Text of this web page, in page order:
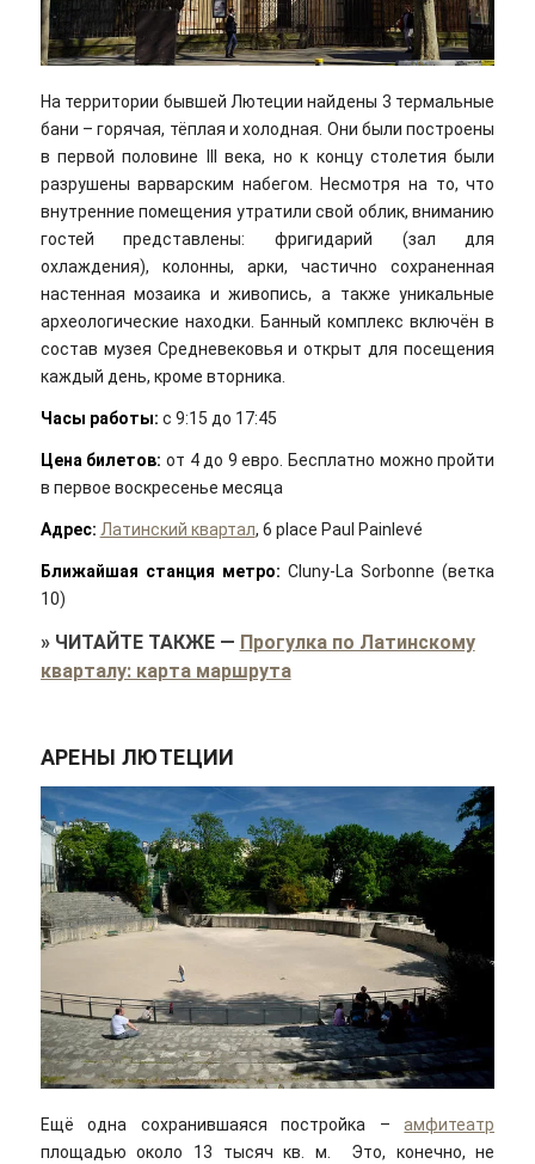
На территории бывшей Лютеции найдены 3 термальные
бани – горячая, тёплая и холодная. Они были построены
в первой половине III века, но к концу столетия были
разрушены варварским набегом. Несмотря на то, что
внутренние помещения утратили свой облик, вниманию
гостей представлены: фригидарий (зал для
охлаждения), колонны, арки, частично сохраненная
настенная мозаика и живопись, а также уникальные
археологические находки. Банный комплекс включён в
состав музея Средневековья и открыт для посещения
каждый день, кроме вторника.
Часы работы: с 9:15 до 17:45
Цена билетов: от 4 до 9 евро. Бесплатно можно пройти
в первое воскресенье месяца
Адрес: Латинский квартал, 6 place Paul Painlevé
Ближайшая станция метро: Cluny-La Sorbonne (ветка
10)
» ЧИТАЙТЕ ТАКЖЕ— Прогулка по Латинскому
кварталу: карта маршрута
АРЕНЫ ЛЮТЕЦИИ
Ещё одна сохранившаяся постройка –амфитеатр
площадью около 13 тысяч кв. м. Это, конечно, не